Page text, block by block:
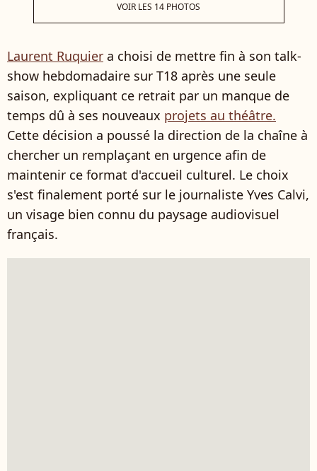
VOIR LES 14 PHOTOS
Laurent Ruquier a choisi de mettre fin à son talk-
show hebdomadaire sur T18 après une seule
saison, expliquant ce retrait par un manque de
temps dû à ses nouveaux projets au théâtre.
Cette décision a poussé la direction de la chaîne à
chercher un remplaçant en urgence afin de
maintenir ce format d'accueil culturel. Le choix
s'est finalement porté sur le journaliste Yves Calvi,
un visage bien connu du paysage audiovisuel
français.